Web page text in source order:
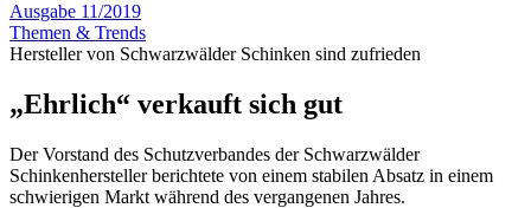
Ausgabe 11/2019
Themen & Trends
Hersteller von Schwarzwälder Schinken sind zufrieden
„Ehrlich“ verkauft sich gut
Der Vorstand des Schutzverbandes der Schwarzwälder
Schinkenhersteller berichtete von einem stabilen Absatz in einem
schwierigen Markt während des vergangenen Jahres.